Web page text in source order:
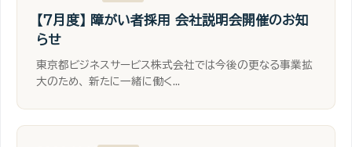
【７月度】 障がい者採用 会社説明会開催のお知
らせ
東京都ビジネスサービス株式会社では今後の更なる事業拡
大のため、 新たに一緒に働く...